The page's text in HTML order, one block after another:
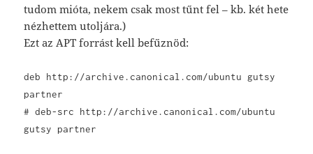
tudom mióta, nekem csak most tűnt fel – kb. két hete
nézhettem utoljára.)
Ezt az APT forrást kell befűznöd:
deb http://archive.canonical.com/ubuntu gutsy
partner
# deb-src http://archive.canonical.com/ubuntu
gutsy partner